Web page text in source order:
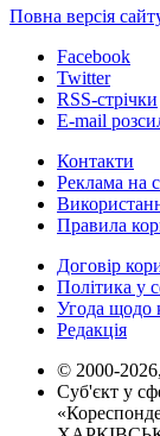
Повна версія
Facebook
Twitter
RSS-стрічки
E-mail
Контакти
Реклама на
Правила
Договір
Політика у
Угода щодо
Редакція
© 2000-
Суб'єкт у